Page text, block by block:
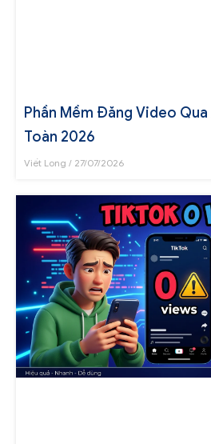
Phần Mềm Đăng Video
Toàn 2026
Viết Long 27/07/2026